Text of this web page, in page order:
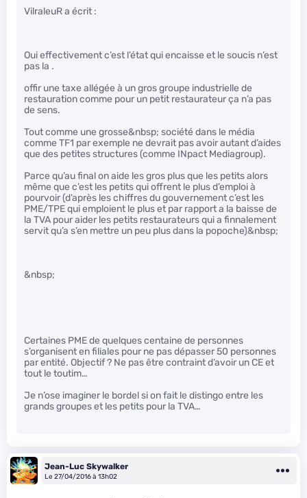
VilraleuR a écrit :
Oui effectivement c’est l’état qui encaisse et le soucis n’est
pas la .
offir une taxe allégée à un gros groupe industrielle de
restauration comme pour un petit restaurateur ça n’a pas
de sens.
Tout comme une grosse&nbsp; société dans le média
comme TF1 par exemple ne devrait pas avoir autant d’aides
que des petites structures (comme INpact Mediagroup).
Parce qu’au final on aide les gros plus que les petits alors
même que c’est les petits qui offrent le plus d’emploi à
pourvoir (d’après les chiffres du gouvernement c’est les
PME/TPE qui emploient le plus et par rapport a la baisse de
la TVA pour aider les petits restaurateurs qui a finnalement
servit qu’a s’en mettre un peu plus dans la popoche)&nbsp;
&nbsp;
Certaines PME de quelques centaine de personnes
s’organisent en filiales pour ne pas dépasser 50 personnes
par entité. Objectif ? Ne pas être contraint d’avoir un CE et
tout le toutim…
Je n’ose imaginer le bordel si on fait le distingo entre les
grands groupes et les petits pour la TVA…
Jean-Luc Skywalker
Le 27/04/2016 à 13h02